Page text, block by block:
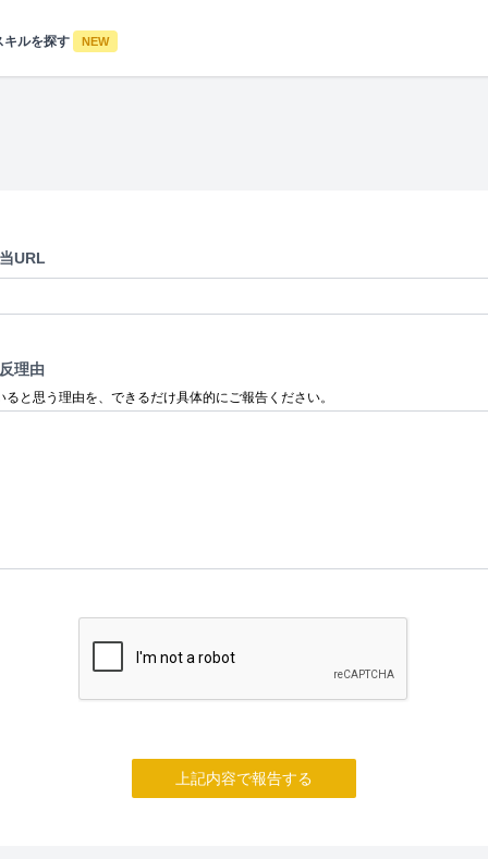
キルを探す NEW
URL
理由
ると思う理由を、できるだけ具体的にご報告ください。
上記内容で報告する